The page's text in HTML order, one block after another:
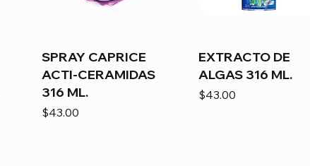
SPRAY CAPRICE
ACTI-CERAMIDAS
316 ML.
Precio
$43.00
EXTRACTO DE
ALGAS 316 ML.
Precio
$43.00